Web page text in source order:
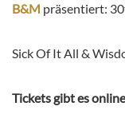
B&M präsentiert:
Sick Of It All &
Tickets gibt es